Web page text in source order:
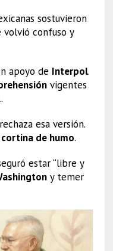
sostuvieron
volvió confuso y
apoyo de Interpol.
vigentes
esa versión.
cortina de humo.
estar “libre y
y temer